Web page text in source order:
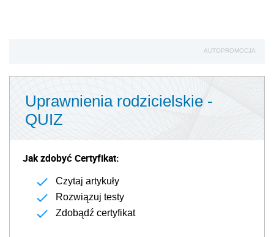
AUTOPROMOCJA
Uprawnienia rodzicielskie -
QUIZ
Jak zdobyć Certyfikat:
Czytaj artykuły
Rozwiązuj testy
Zdobądź certyfikat